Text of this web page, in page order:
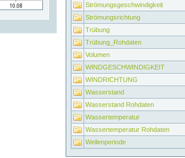
Strömungsgeschwindigkeit
Strömungsrichtung
Trübung
Trübung_Rohdaten
Volumen
WINDGESCHWINDIGKEIT
WINDRICHTUNG
Wasserstand
Wasserstand Rohdaten
Wassertemperatur
Wassertemperatur Rohdaten
Wellenperiode